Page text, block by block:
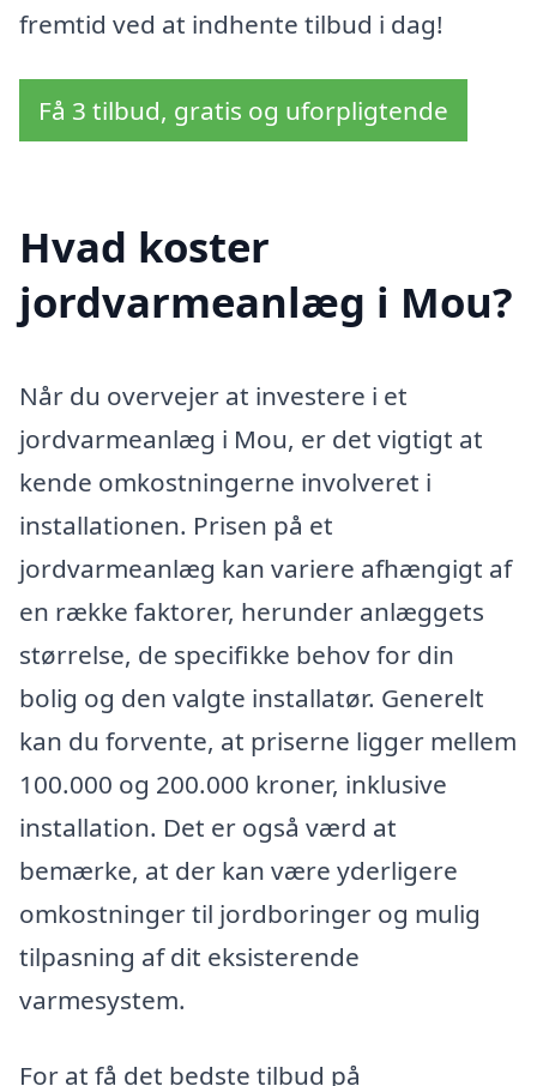
fremtid ved at indhente tilbud i dag!
Få 3 tilbud, gratis og uforpligtende
Hvad koster
jordvarmeanlæg i Mou?
Når du overvejer at investere i et
jordvarmeanlæg i Mou, er det vigtigt at
kende omkostningerne involveret i
installationen. Prisen på et
jordvarmeanlæg kan variere afhængigt af
en række faktorer, herunder anlæggets
størrelse, de specifikke behov for din
bolig og den valgte installatør. Generelt
kan du forvente, at priserne ligger mellem
100.000 og 200.000 kroner, inklusive
installation. Det er også værd at
bemærke, at der kan være yderligere
omkostninger til jordboringer og mulig
tilpasning af dit eksisterende
varmesystem.
For at få det bedste tilbud på